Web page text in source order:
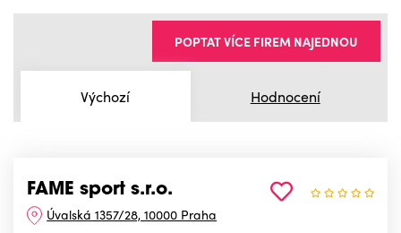
Výchozí Hodnocení
POPTAT VÍCE FIREM NAJEDNOU
FAME sport s.r.o.
Úvalská 1357/28, 10000 Praha